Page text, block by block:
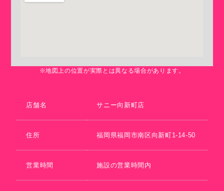
※地図上の位置が実際とは異なる場合があります。
店舗名 サニー向新町店
住所 福岡県福岡市南区向新町1-14-50
営業時間 施設の営業時間内